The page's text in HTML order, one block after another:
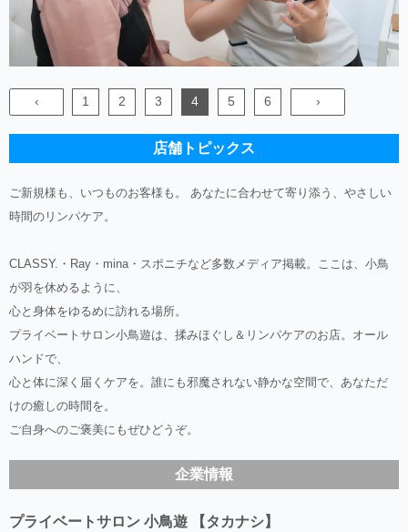
‹ 1 2 3 4 5 6 ›
店舗トピックス
ご新規様も、いつものお客様も。 あなたに合わせて寄り添う、やさしい
時間のリンパケア。
CLASSY.・Ray・mina・スポニチなど多数メディア掲載。ここは、小鳥
が羽を休めるように、
心と身体をゆるめに訪れる場所。
プライベートサロン小鳥遊は、揉みほぐし＆リンパケアのお店。オール
ハンドで、
心と体に深く届くケアを。誰にも邪魔されない静かな空間で、あなただ
けの癒しの時間を。
ご自身へのご褒美にもぜひどうぞ。
企業情報
プライベートサロン 小鳥遊 【タカナシ】